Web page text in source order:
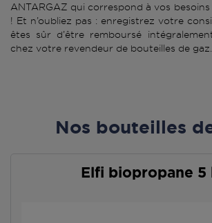
ANTARGAZ qui correspond à vos
! Et n’oubliez pas : enregistrez votre
êtes sûr d’être remboursé
chez votre revendeur de bouteilles de gaz.
Nos bouteilles
Elfi biopropane 5